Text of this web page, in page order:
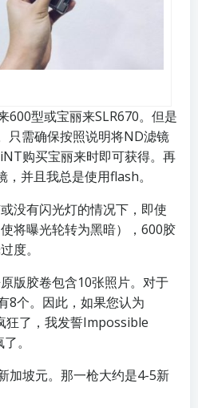
600型或宝丽来SLR670。但是
只需确保按照说明将ND滤镜
购买宝丽来时即可获得。再
并且我总是使用flash。
没有闪光灯的情况下，即使
将曝光轮转为黑暗），600胶
度。
版胶卷包含10张照片。对于
8个。因此，如果您认为
狂了，我发誓Impossible
。
加坡元。那一枪大约是4-5新